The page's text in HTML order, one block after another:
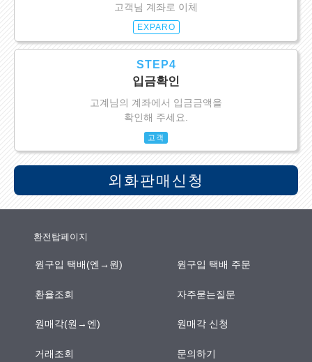
고객님 계좌로 이체
EXPARO
STEP4
입금확인
고계님의 계좌에서 입금금액을
확인해 주세요.
고객
외화판매신청
환전탑페이지
원구입 택배(엔→원) 원구입 택배 주문
환율조회 자주묻는질문
원매각(원→엔) 원매각 신청
거래조회 문의하기